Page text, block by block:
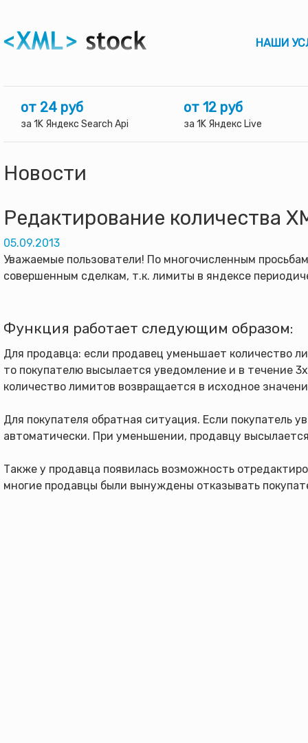
НАШИ
от 24 руб
за 1K Яндекс Search Api
от 12 руб
за 1K Яндекс Live
Новости
Редактирование количества
05.09.2013
Уважаемые пользователи! По многочисленным
совершенным сделкам, т.к. лимиты в яндексе
Функция работает следующим образом:
Для продавца: если продавец уменьшает количество
то покупателю высылается уведомление и в течение
количество лимитов возвращается в исходное
Для покупателя обратная ситуация. Если покупатель
автоматически. При уменьшении, продавцу
Также у продавца появилась возможность
многие продавцы были вынуждены отказывать